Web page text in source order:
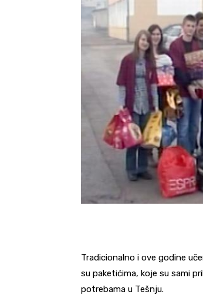
Tradicionalno i ove godine
su paketićima, koje su sami
potrebama u Tešnju.